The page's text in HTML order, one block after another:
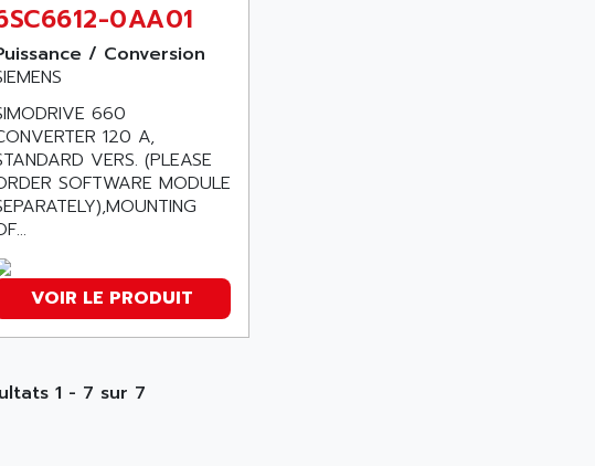
0AA01
/ Conversion
660
120 A,
VERS. (PLEASE
SOFTWARE MODULE
VOIR LE PRODUIT
1 - 7 sur 7